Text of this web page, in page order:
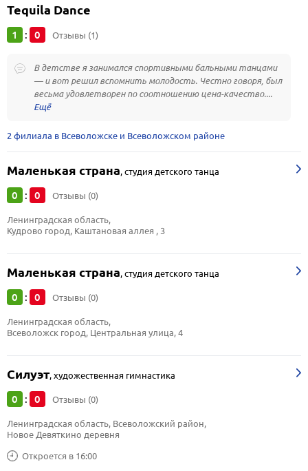
Tequila Dance
1 : 0 Отзывы (1)
В детстве я занимался спортивными бальными танцами
— и вот решил вспомнить молодость. Честно говоря, был
весьма удовлетворен по соотношению цена-качество....
2 филиала в Всеволожске и Всеволожском районе
Маленькая страна,студия детского танца
0 : 0 Отзывы (0)
Ленинградская область,
Кудрово город, Каштановая аллея , 3
Маленькая страна,студия детского танца
0 : 0 Отзывы (0)
Ленинградская область,
Всеволожск город, Центральная улица, 4
Силуэт,художественная гимнастика
0 : 0 Отзывы (0)
Откроется в 16:00
Ленинградская область, Всеволожский район,
Новое Девяткино деревня